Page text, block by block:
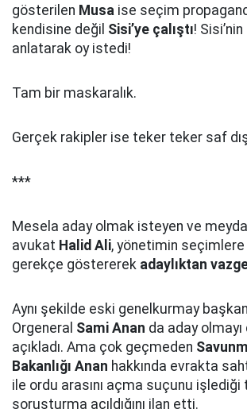
gösterilen Musa ise seçim
kendisine değil Sisi’ye çalıştı!
anlatarak oy istedi!
Tam bir maskaralık.
Gerçek rakipler ise teker teker saf dışı
***
Mesela aday olmak isteyen ve
avukat Halid Ali, yönetimin seçimlere
gerekçe göstererek adaylıktan
Aynı şekilde eski genelkurmay
Orgeneral Sami Anan da aday
açıkladı. Ama çok geçmeden
Bakanlığı Anan hakkında evrakta
ile ordu arasını açma suçunu
soruşturma açıldığını ilan etti.